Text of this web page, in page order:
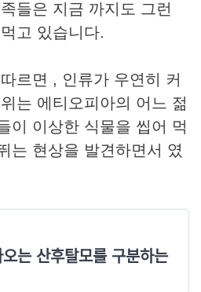
들은 지금 까지도 그런
고 있습니다.
르면 , 인류가 우연히 커
는 에티오피아의 어느 젊
이 이상한 식물을 씹어 먹
는 현상을 발견하면서 였
는 산후탈모를 구분하는